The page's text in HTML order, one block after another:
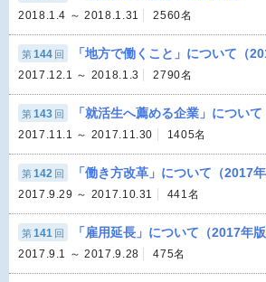
2018.1.4 ～ 2018.1.31 2560名
第144 回 「地方で働くこと」について（
2017.12.1 ～ 2018.1.3 2790名
第143 回 「就活生へ薦める企業」について
2017.11.1 ～ 2017.11.30 1405名
第142 回 「働き方改革」について（2017年
2017.9.29 ～ 2017.10.31 441名
第141 回 「雇用延長」について（2017年版
2017.9.1 ～ 2017.9.28 475名